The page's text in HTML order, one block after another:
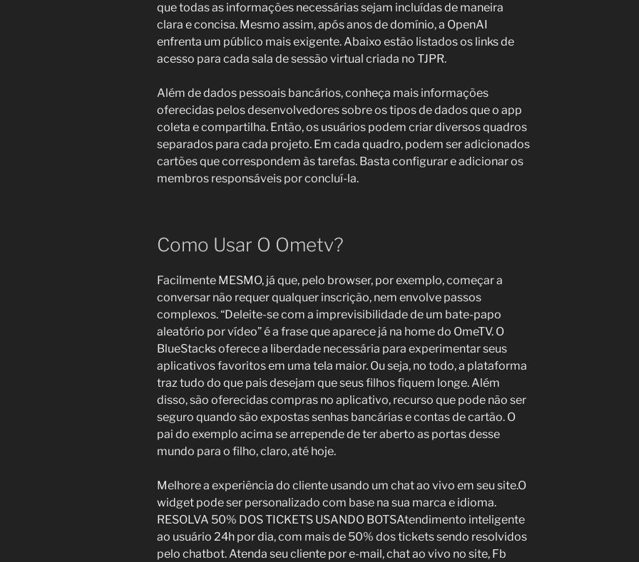
que todas as informações necessárias sejam incluídas de maneira
clara e concisa. Mesmo assim, após anos de domínio, a OpenAI
enfrenta um público mais exigente. Abaixo estão listados os links de
acesso para cada sala de sessão virtual criada no TJPR.
Além de dados pessoais bancários, conheça mais informações
oferecidas pelos desenvolvedores sobre os tipos de dados que o app
coleta e compartilha. Então, os usuários podem criar diversos quadros
separados para cada projeto. Em cada quadro, podem ser adicionados
cartões que correspondem às tarefas. Basta configurar e adicionar os
membros responsáveis por concluí-la.
Como Usar O Ometv?
Facilmente MESMO, já que, pelo browser, por exemplo, começar a
conversar não requer qualquer inscrição, nem envolve passos
complexos. “Deleite-se com a imprevisibilidade de um bate-papo
aleatório por vídeo” é a frase que aparece já na home do OmeTV. O
BlueStacks oferece a liberdade necessária para experimentar seus
aplicativos favoritos em uma tela maior. Ou seja, no todo, a plataforma
traz tudo do que pais desejam que seus filhos fiquem longe. Além
disso, são oferecidas compras no aplicativo, recurso que pode não ser
seguro quando são expostas senhas bancárias e contas de cartão. O
pai do exemplo acima se arrepende de ter aberto as portas desse
mundo para o filho, claro, até hoje.
Melhore a experiência do cliente usando um chat ao vivo em seu site.O
widget pode ser personalizado com base na sua marca e idioma.
RESOLVA 50% DOS TICKETS USANDO BOTSAtendimento inteligente
ao usuário 24h por dia, com mais de 50% dos tickets sendo resolvidos
pelo chatbot. Atenda seu cliente por e-mail, chat ao vivo no site, Fb